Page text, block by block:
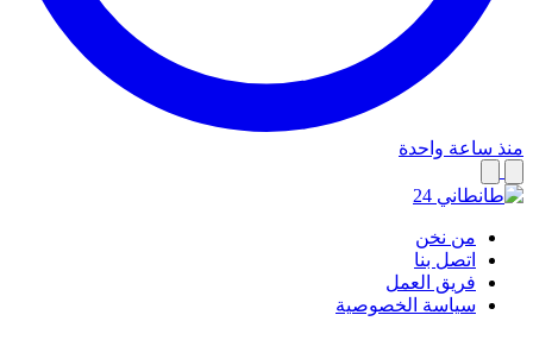
منذ ساعة واحدة
من نخن
اتصل بنا
فريق العمل
سياسة الخصوصية